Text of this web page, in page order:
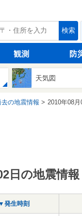
検索
観測 防
天気図
去の地震情報 2010年08月
日の地震情報
発生時刻